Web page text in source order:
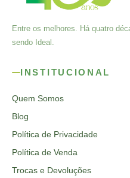
Entre os melhores. Há quatro
sendo Ideal.
INSTITUCIONAL
Quem Somos
Blog
Política de Privacidade
Política de Venda
Trocas e Devoluções